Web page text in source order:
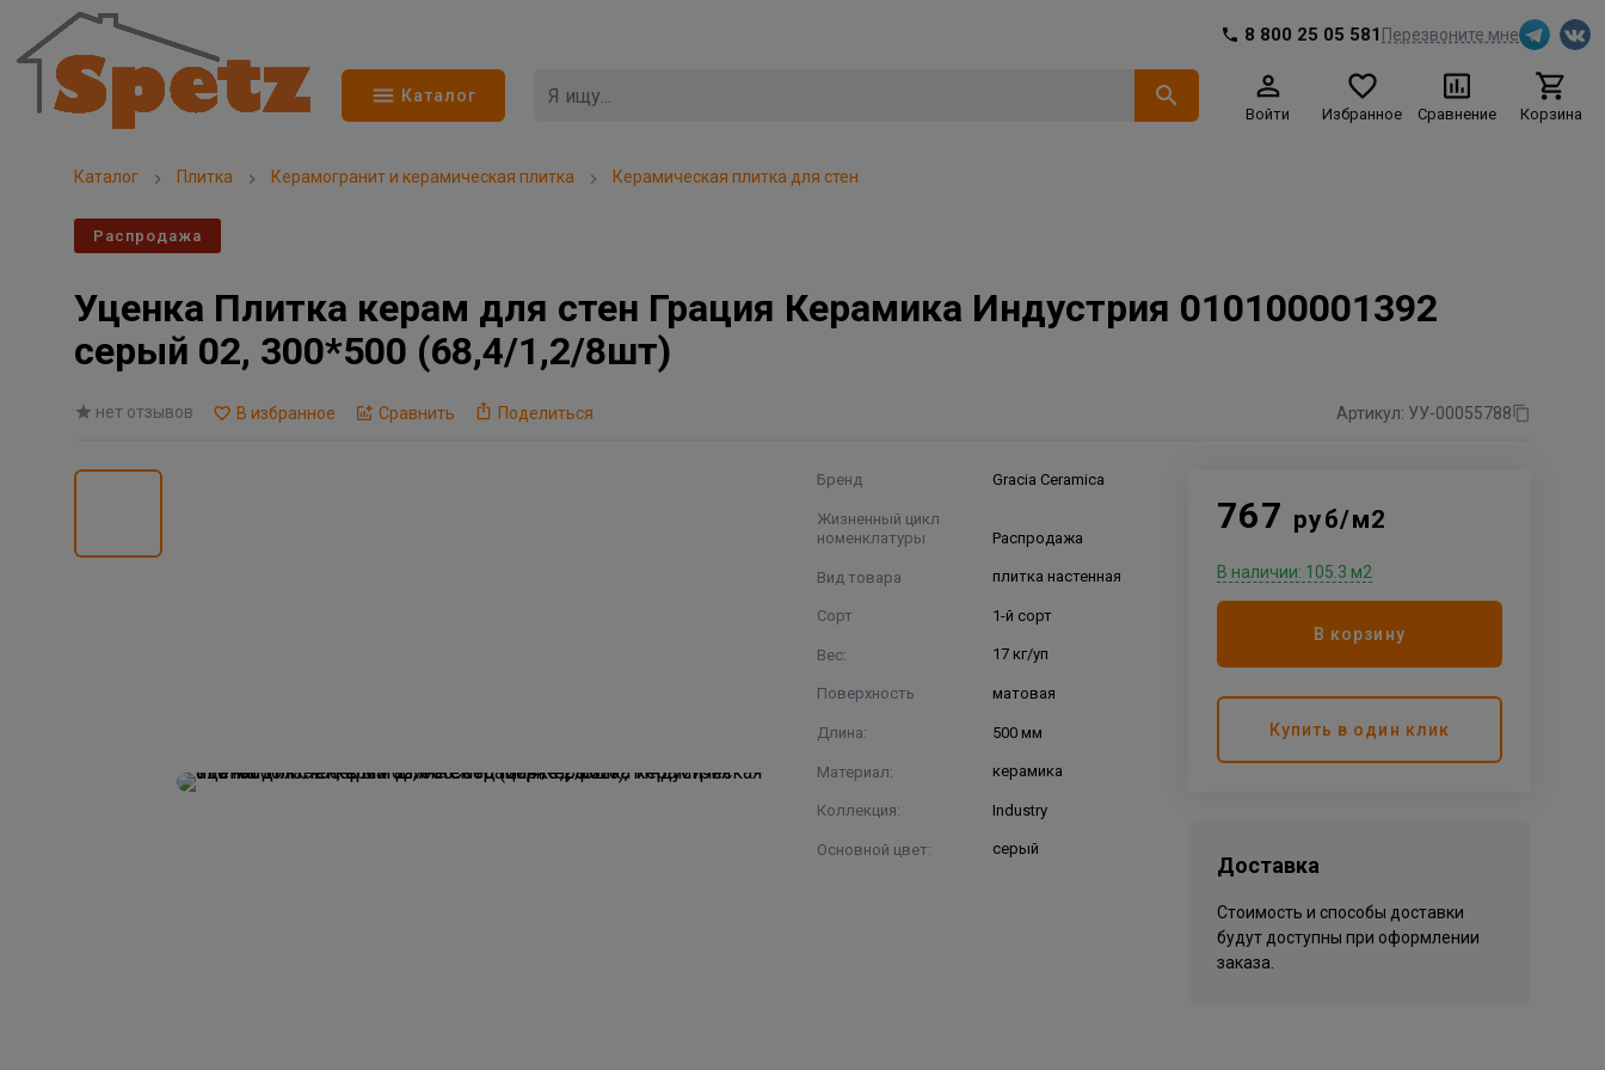
8 800 25 05 581 Перезвоните мне
Каталог
Войти Избранное Сравнение Корзина
Каталог Плитка Керамогранит и керамическая плитка Керамическая плитка для стен
Распродажа
Уценка Плитка керам для стен Грация Керамика Индустрия 010100001392
серый 02, 300*500 (68,4/1,2/8шт)
нет отзывов В избранное Сравнить Поделиться Артикул: УУ-00055788
Бренд Gracia Ceramica
Жизненный цикл
номенклатуры
Распродажа
Вид товара плитка настенная
Сорт 1-й сорт
Вес: 17 кг/уп
Поверхность матовая
Длина: 500 мм
Материал: керамика
Коллекция: Industry
Основной цвет: серый
767 руб/м2
В наличии: 105.3 м2
В корзину
Купить в один клик
Доставка
Стоимость и способы доставки
будут доступны при оформлении
заказа.